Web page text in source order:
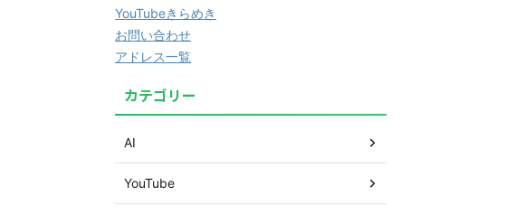
YouTubeきらめき
お問い合わせ
アドレス一覧
カテゴリー
AI
YouTube